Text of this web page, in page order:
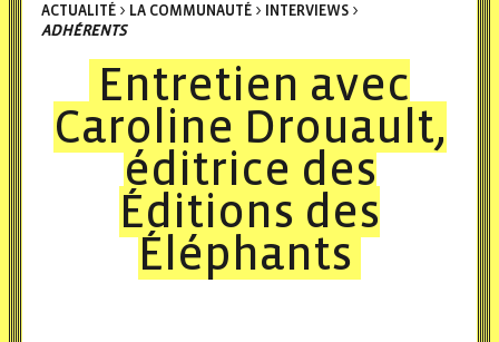
ACTUALITÉ > LA COMMUNAUTÉ > INTERVIEWS >
ADHÉRENTS
Entretien avec
Caroline Drouault,
éditrice des
Éditions des
Éléphants